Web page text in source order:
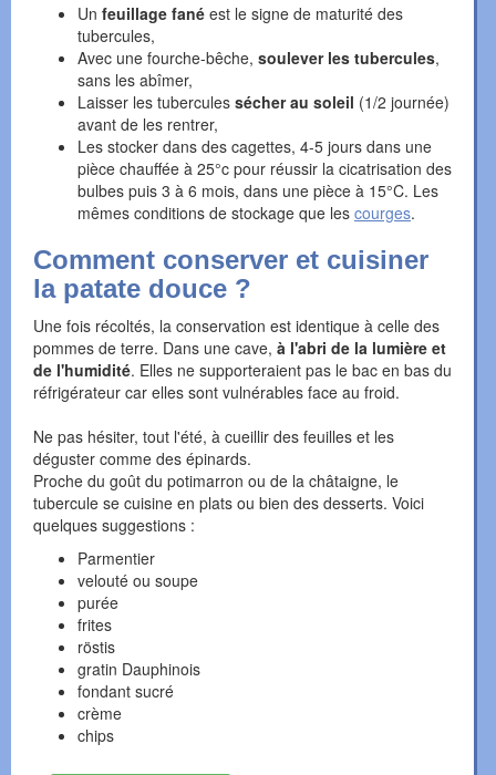
Un feuillage fané est le signe de maturité des
tubercules,
Avec une fourche-bêche, soulever les tubercules,
sans les abîmer,
Laisser les tubercules sécher au soleil (1/2 journée)
avant de les rentrer,
Les stocker dans des cagettes, 4-5 jours dans une
pièce chauffée à 25°c pour réussir la cicatrisation des
bulbes puis 3 à 6 mois, dans une pièce à 15°C. Les
mêmes conditions de stockage que les courges.
Comment conserver et cuisiner
la patate douce ?
Une fois récoltés, la conservation est identique à celle des
pommes de terre. Dans une cave, à l'abri de la lumière et
de l'humidité. Elles ne supporteraient pas le bac en bas du
réfrigérateur car elles sont vulnérables face au froid.
Ne pas hésiter, tout l'été, à cueillir des feuilles et les
déguster comme des épinards.
Proche du goût du potimarron ou de la châtaigne, le
tubercule se cuisine en plats ou bien des desserts. Voici
quelques suggestions :
Parmentier
velouté ou soupe
purée
frites
röstis
gratin Dauphinois
fondant sucré
crème
chips